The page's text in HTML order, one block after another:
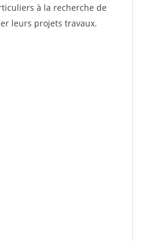
à la recherche de
leurs projets travaux.